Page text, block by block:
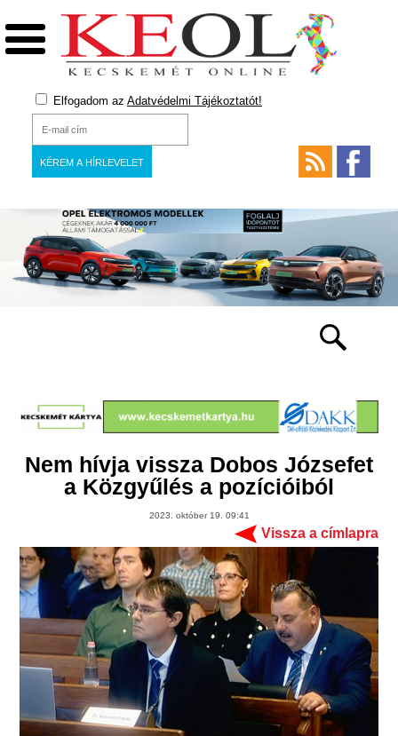
Elfogadom az Adatvédelmi Tájékoztatót!
Nem hívja vissza Dobos Józsefet
a Közgyűlés a pozícióiból
2023. október 19. 09:41
Vissza a címlapra